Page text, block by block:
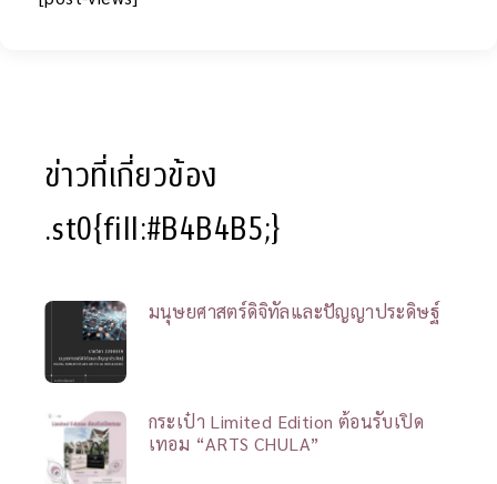
ข่าวที่เกี่ยวข้อง
.st0{fill:#B4B4B5;}
มนุษยศาสตร์ดิจิทัลและปัญญาประดิษฐ์
กระเป๋า Limited Edition ต้อนรับเปิด
เทอม “ARTS CHULA”